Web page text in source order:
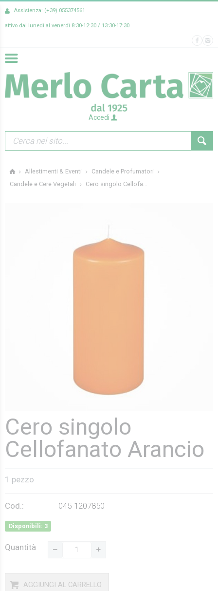
Assistenza: (+39) 055374561
attivo dal lunedì al venerdì 8:30-12:30 / 13:30-17:30
Accedi
Allestimenti & Eventi
Candele e Profumatori
Candele e Cere Vegetali
Cero singolo Cellofa...
Cero singolo
Cellofanato Arancio
1 pezzo
Cod.: 045-1207850
Disponibili: 3
Quantità
AGGIUNGI AL CARRELLO